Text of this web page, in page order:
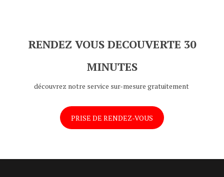
RENDEZ VOUS DECOUVERTE 30
MINUTES
découvrez notre service sur-mesure gratuitement
PRISE DE RENDEZ-VOUS